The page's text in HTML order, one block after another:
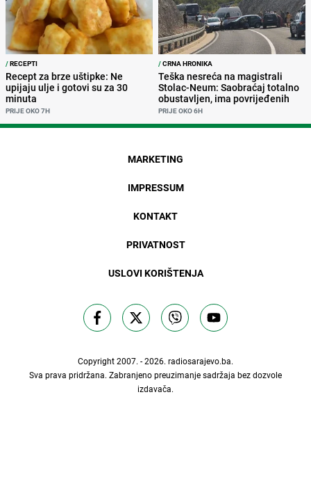
/RECEPTI
Recept za brze uštipke: Ne
upijaju ulje i gotovi su za 30
minuta
PRIJE OKO 7H
/CRNA HRONIKA
Teška nesreća na magistrali
Stolac-Neum: Saobraćaj totalno
obustavljen, ima povrijeđenih
PRIJE OKO 6H
MARKETING
IMPRESSUM
KONTAKT
PRIVATNOST
USLOVI KORIŠTENJA
Copyright 2007. - 2026. radiosarajevo.ba.
Sva prava pridržana. Zabranjeno preuzimanje sadržaja bez dozvole
izdavača.